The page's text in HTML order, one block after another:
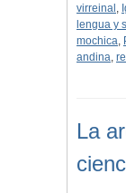
virreinal ,
lengua y
mochica,
andina,
La